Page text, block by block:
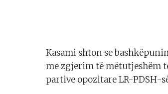
Kasami shton se
me zgjerim të mëtutjeshëm
partive opozitare LR-PDSH-